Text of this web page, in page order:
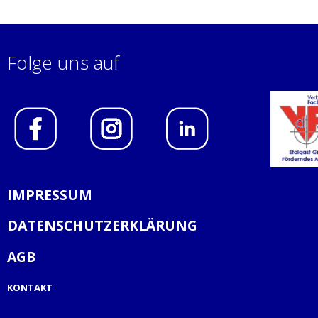
Folge uns auf
IMPRESSUM
DATENSCHUTZERKLÄRUNG
AGB
KONTAKT